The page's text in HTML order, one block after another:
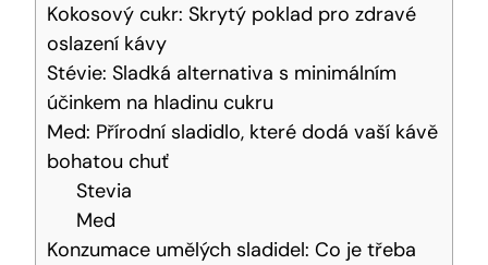
Kokosový cukr: Skrytý poklad pro zdravé
oslazení kávy
Stévie: Sladká alternativa s minimálním
účinkem na hladinu cukru
Med: Přírodní sladidlo, které dodá vaší kávě
bohatou chuť
Stevia
Med
Konzumace umělých sladidel: Co je třeba